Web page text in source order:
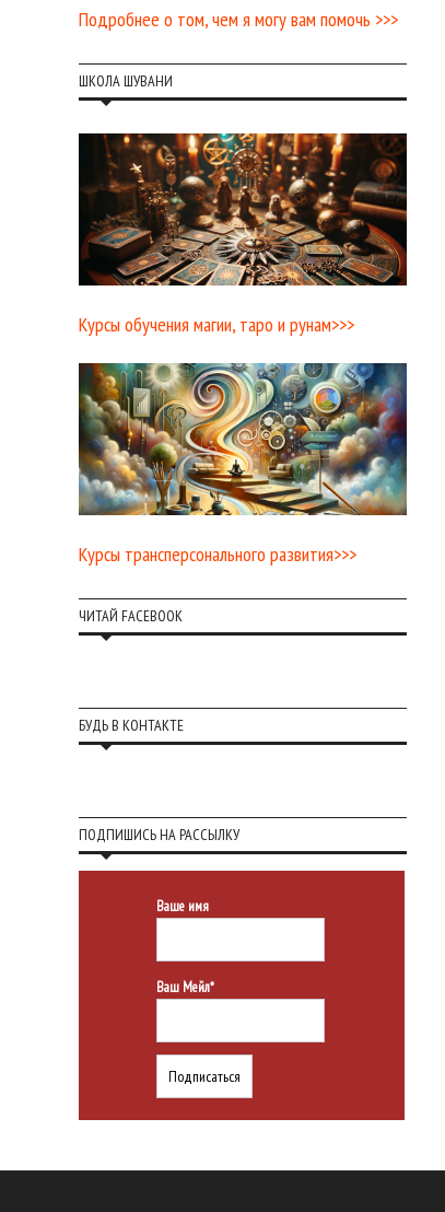
Подробнее о том, чем я могу вам помочь >>>
ШКОЛА ШУВАНИ
Курсы обучения магии, таро и рунам>>>
Курсы трансперсонального развития>>>
ЧИТАЙ FACEBOOK
БУДЬ В КОНТАКТЕ
ПОДПИШИСЬ НА РАССЫЛКУ
Ваше имя
Ваш Мейл*